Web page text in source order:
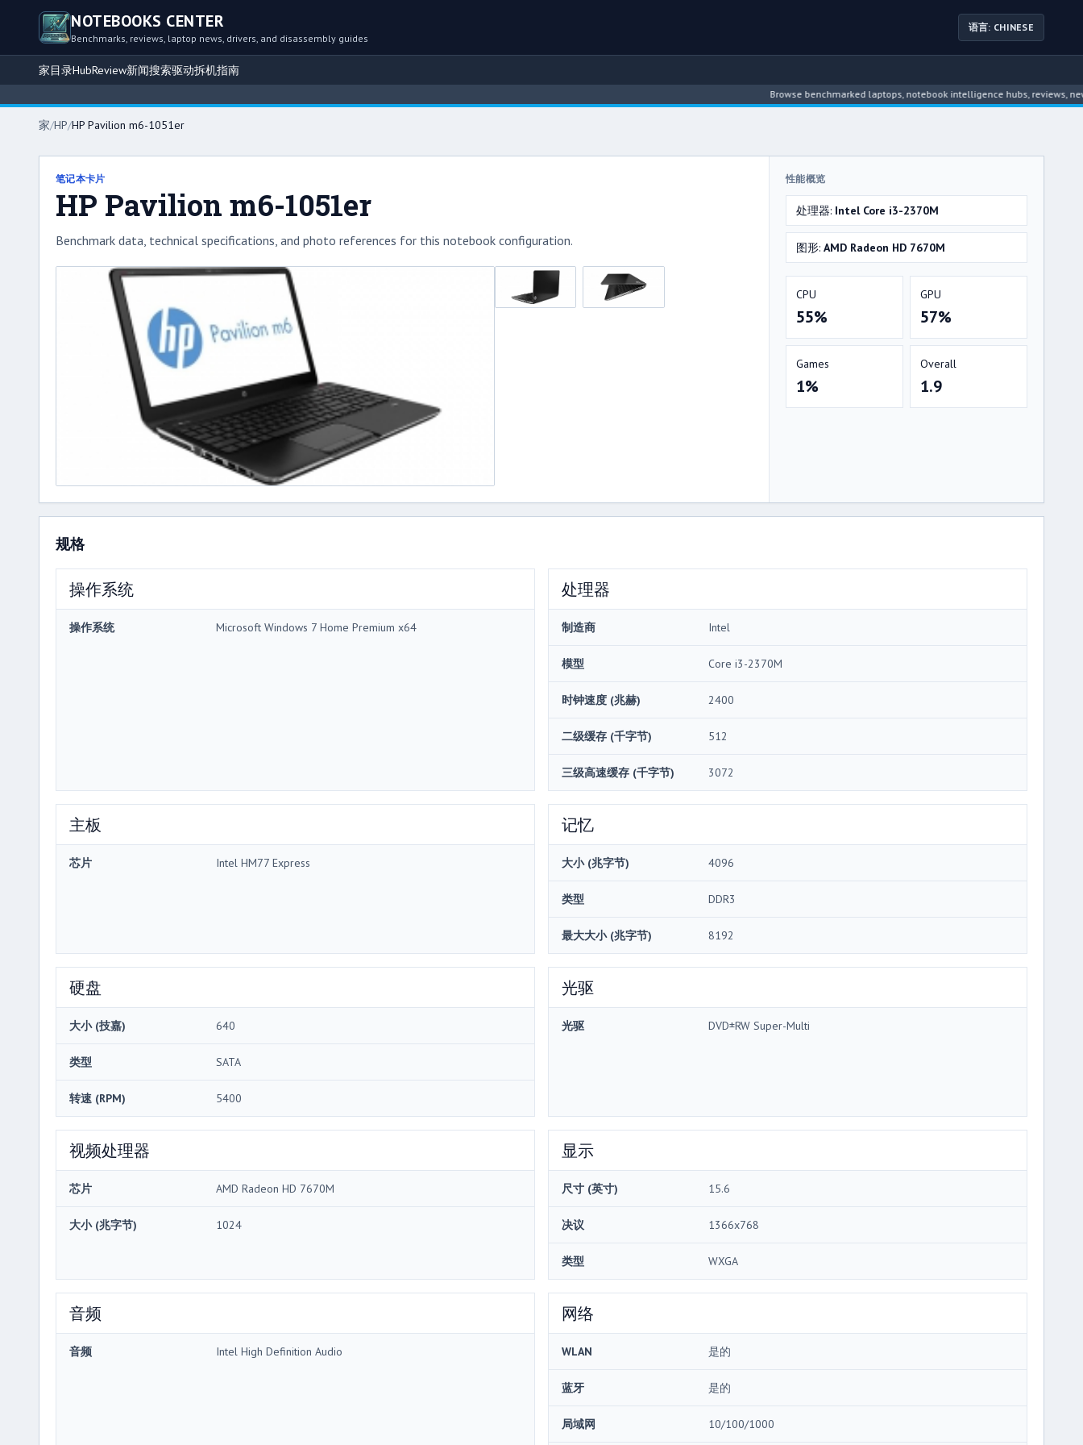
NOTEBOOKS CENTER
Benchmarks, reviews, laptop news, drivers, and disassembly guides
语言: CHINESE
家目录HubReview新闻搜索驱动拆机指南
Browse benchmarked laptops, notebook intelligence hubs, reviews, news,
家/HP/HP Pavilion m6-1051er
笔记本卡片
HP Pavilion m6-1051er
Benchmark data, technical specifications, and photo references for this notebook configuration.
性能概览
处理器: Intel Core i3-2370M
图形: AMD Radeon HD 7670M
CPU
55%
GPU
57%
Games
1%
Overall
1.9
规格
操作系统
操作系统 Microsoft Windows 7 Home Premium x64
处理器
制造商 Intel
模型 Core i3-2370M
时钟速度 (兆赫) 2400
二级缓存 (千字节) 512
三级高速缓存 (千字节) 3072
主板
芯片 Intel HM77 Express
记忆
大小 (兆字节) 4096
类型 DDR3
最大大小 (兆字节) 8192
硬盘
大小 (技嘉) 640
类型 SATA
转速 (RPM) 5400
光驱
光驱 DVD±RW Super-Multi
视频处理器
芯片 AMD Radeon HD 7670M
大小 (兆字节) 1024
显示
尺寸 (英寸) 15.6
决议 1366x768
类型 WXGA
音频
音频 Intel High Definition Audio
网络
WLAN 是的
蓝牙 是的
局域网 10/100/1000